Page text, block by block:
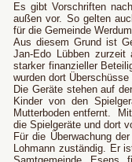
Es gibt Vorschriften
außen vor. So gelten
für die Gemeinde
Aus diesem Grund ist
Jan-Edo Lübben
starker finanzieller
wurden dort
Die Geräte stehen auf
Kinder von den
Mutterboden entfernt.
die Spielgeräte und dort
Für die Überwachung
Lohmann zuständig. Er